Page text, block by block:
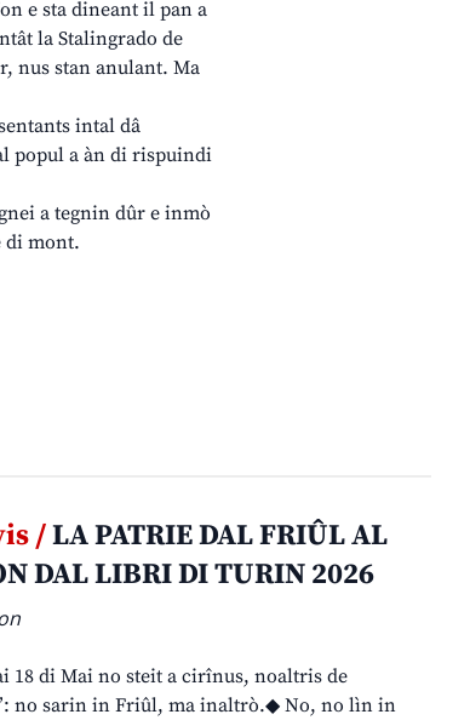
e sta dineant il pan a
la Stalingrado de
nus stan anulant. Ma
intal dâ
popul a àn di rispuindi
a tegnin dûr e inmò
di mont.
/LA PATRIE DAL FRIÛL AL
DAL LIBRI DI TURIN 2026
18 di Mai no steit a cirînus, noaltris de
no sarin in Friûl, ma inaltrò.◆ No, no lìn in